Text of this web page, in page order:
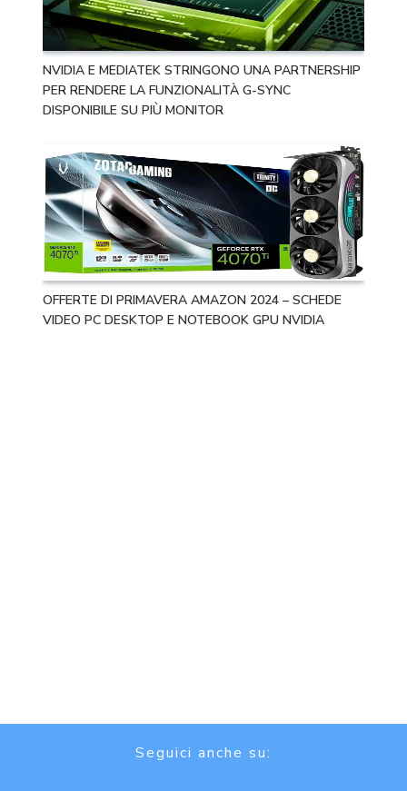
NVIDIA E MEDIATEK STRINGONO UNA PARTNERSHIP
PER RENDERE LA FUNZIONALITÀ G-SYNC
DISPONIBILE SU PIÙ MONITOR
OFFERTE DI PRIMAVERA AMAZON 2024 – SCHEDE
VIDEO PC DESKTOP E NOTEBOOK GPU NVIDIA
Seguici anche su: